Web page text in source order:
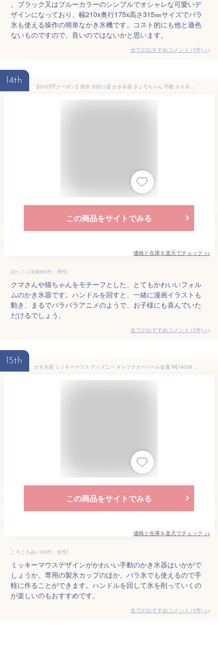
。ブラック又はブルーカラーのシンプルでオシャレな可愛いデ
ザインになっており、幅210x奥行175x高さ315㎜サイズでバラ
氷も使える操作の簡単なかき氷機です。コスト的にも他と遜色
ないものですので、良いのではないかと思います。
全てのおすすめコメント (1件) >
14th
【6%OFFクーポン】新作 氷削り器 かき氷器 きょろちゃん 手動 カキ氷 かきごおり 氷カップつき 氷かき器 夏物用品 製菓用品 ふわふわ 碗付き 製氷カップ付き おしゃれ おすすめ かわいい 人気 大人 子供用 安全 ブレードは伸縮可能 プレゼント ギフト ウサギ クマちゃん
この商品をサイトでみる
価格と在庫を楽天でチェック >>
ほっこり法師(60代・男性)
クマさんや猫ちゃんをモチーフとした、とてもかわいいフォル
ムのかき氷器です。ハンドルを回すと、一緒に漫画イラストも
動き、まるでパラパラアニメのようで、お子様にも喜んでいた
だけるでしょう。
全てのおすすめコメント (1件) >
15th
かき氷器 ミッキーマウス ディズニー キャラクターパール金属 WD-9039 日本製 製氷カップ付 家庭製氷機
この商品をサイトでみる
価格と在庫を楽天でチェック >>
ころころあい(40代・女性)
ミッキーマウスデザインがかわいい手動のかき氷器はいかがで
しょうか。専用の製氷カップのほか、バラ氷でも使えるので手
軽に作ることができます。ハンドルを回して氷を削っていくの
が楽しいのもおすすめです。
全てのおすすめコメント (1件) >